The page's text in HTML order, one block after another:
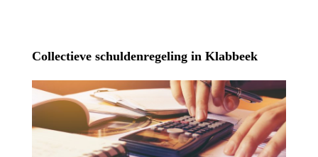
Collectieve schuldenregeling in Klabbeek